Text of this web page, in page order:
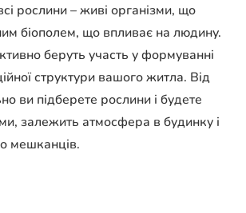
рослини – живі організми, що
біополем, що впливає на людину.
беруть участь у формуванні
структури вашого житла. Від
ви підберете рослини і будете
залежить атмосфера в будинку і
мешканців.